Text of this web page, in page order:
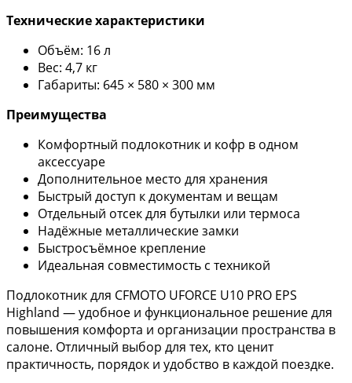
Технические характеристики
Объём: 16 л
Вес: 4,7 кг
Габариты: 645 × 580 × 300 мм
Преимущества
Комфортный подлокотник и кофр в одном
аксессуаре
Дополнительное место для хранения
Быстрый доступ к документам и вещам
Отдельный отсек для бутылки или термоса
Надёжные металлические замки
Быстросъёмное крепление
Идеальная совместимость с техникой
Подлокотник для CFMOTO UFORCE U10 PRO EPS
Highland — удобное и функциональное решение для
повышения комфорта и организации пространства в
салоне. Отличный выбор для тех, кто ценит
практичность, порядок и удобство в каждой поездке.